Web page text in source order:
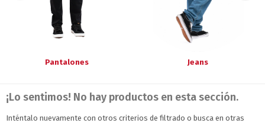
Pantalones Jeans
¡Lo sentimos! No hay productos en esta sección.
Inténtalo nuevamente con otros criterios de filtrado o busca en otras